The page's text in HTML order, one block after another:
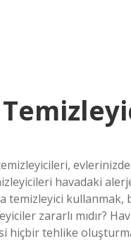
havadaki
kullanmak,
zararlı mıdır?
hiçbir tehlike